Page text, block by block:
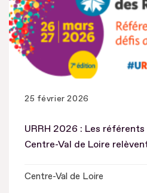
25 février 2026
URRH 2026 : Les
Centre-Val de Loire
Centre-Val de Loire